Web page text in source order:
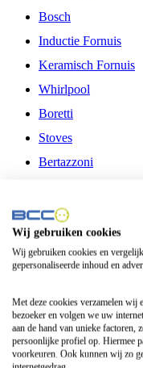
Bosch
Inductie Fornuis
Keramisch Fornuis
Whirlpool
Boretti
Stoves
Bertazzoni
Fitelli
Airfryer
Frituurpan
Contactgrill
Broodbakmachine
Broodrooster
Wij gebruiken cookies
Wij gebruiken cookies en
gepersonaliseerde inhoud en
Met deze cookies verzamelen wij
bezoeker en volgen we uw
aan de hand van unieke
persoonlijke profiel op. Hiermee
voorkeuren. Ook kunnen wij zo